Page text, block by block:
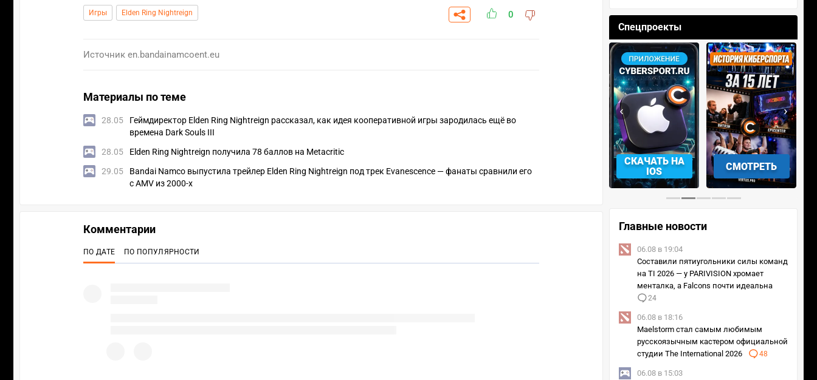
Игры Elden Ring Nightreign 0
Источник en.bandainamcoent.eu
Материалы по теме
28.05
Геймдиректор Elden Ring Nightreign рассказал, как идея кооперативной игры зародилась ещё во
времена Dark Souls III
28.05
Elden Ring Nightreign получила 78 баллов на Metacritic
29.05
Bandai Namco выпустила трейлер Elden Ring Nightreign под трек Evanescence — фанаты сравнили его
с AMV из 2000-х
Спецпроекты
УЧАСТВОВАТЬ
ANDROID
СМОТРЕТЬ УЧАСТВОВАТЬ
‹ ›
Главные новости
06.08 в 19:04
Составили пятиугольники силы команд
на TI 2026 — у PARIVISION хромает
менталка, а Falcons почти идеальна
24
06.08 в 18:16
Maelstorm стал самым любимым
русскоязычным кастером официальной
студии The International 2026
48
06.08 в 15:03
Комментарии
ПО ДАТЕ ПО ПОПУЛЯРНОСТИ